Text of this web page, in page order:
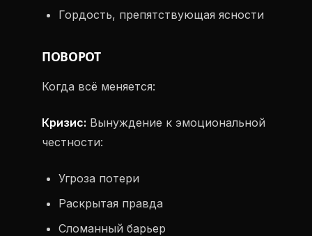
Гордость, препятствующая ясности
ПОВОРОТ
Когда всё меняется:
Кризис: Вынуждение к эмоциональной
честности:
Угроза потери
Раскрытая правда
Сломанный барьер